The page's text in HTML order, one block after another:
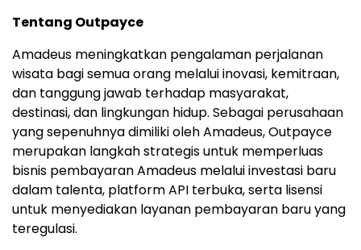
Tentang Outpayce
Amadeus meningkatkan pengalaman perjalanan
wisata bagi semua orang melalui inovasi, kemitraan,
dan tanggung jawab terhadap masyarakat,
destinasi, dan lingkungan hidup. Sebagai perusahaan
yang sepenuhnya dimiliki oleh Amadeus, Outpayce
merupakan langkah strategis untuk memperluas
bisnis pembayaran Amadeus melalui investasi baru
dalam talenta, platform API terbuka, serta lisensi
untuk menyediakan layanan pembayaran baru yang
teregulasi.